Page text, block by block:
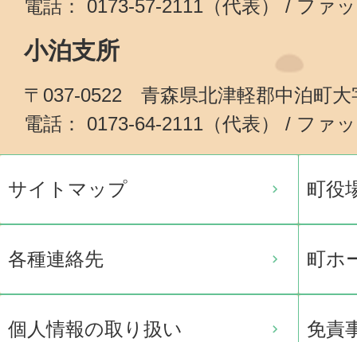
電話： 0173-57-2111（代表） / ファ
小泊支所
〒037-0522 青森県北津軽郡中泊町大
電話： 0173-64-2111（代表） / ファ
サイトマップ 町役
各種連絡先 町ホ
個人情報の取り扱い 免責